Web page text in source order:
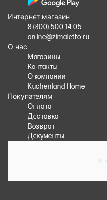
Интернет магазин
8 (800) 500-14-05
online@zimaletto.ru
О нас
Магазины
Контакты
О компании
Kuchenland Home
Покупателям
Оплата
Доставка
Возврат
Документы